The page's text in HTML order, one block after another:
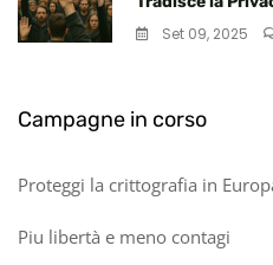
Set 09, 2025
Campagne in corso
Proteggi la crittografia in
Piu libertà e meno contagi